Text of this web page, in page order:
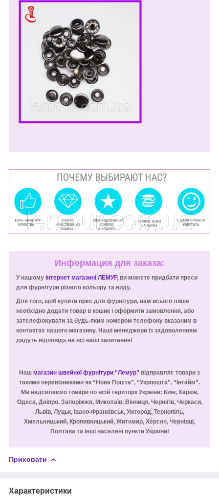
Информация для заказа:
У нашому інтернет магазині ЛЕМУР, ви можете придбати преси
для фурнітури різного кольору та виду.
Для того, щоб купити прес для фурнітури, вам всього лише
необхідно додати товар в кошик і оформити замовлення, або
зателефонувати за будь-яким номером телефону вказаним в
контактах нашого магазину. Наші менеджери із задоволенням
дадуть відповідь на всі ваші запитання!
Наш магазин швейної фурнітури “Лемур” відправляє товари з
такими перевізниками як “Нова Пошта”, “Укрпошта”, “Інтайм”.
Ми надсилаємо товари по всій території України: Київ, Харків,
Одеса, Дніпро, Запоріжжя, Миколаїв, Вінниця, Чернігів, Черкаси,
Львів, Луцьк, Івано-Франківськ, Ужгород, Тернопіль,
Хмельницький, Кропивницький, Житомир, Херсон, Чернівці,
Полтава та інші населені пункти України!
Приховати
Характеристики